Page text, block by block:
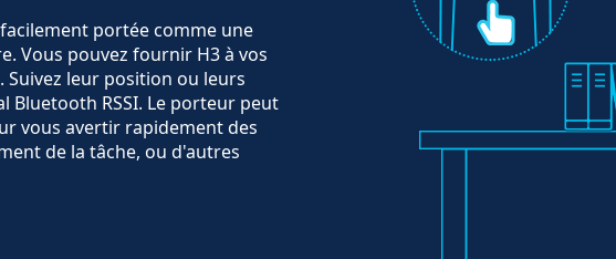
portée comme une
Vous pouvez fournir H3 à vos
leur position ou leurs
Bluetooth RSSI. Le porteur peut
vous avertir rapidement des
de la tâche, ou d'autres